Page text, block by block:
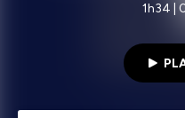
1h34 |